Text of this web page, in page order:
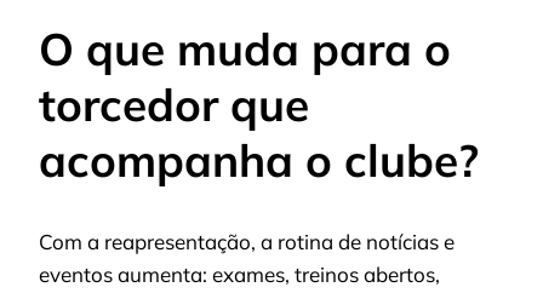
O que muda para o
torcedor que
acompanha o clube?
Com a reapresentação, a rotina de notícias e
eventos aumenta: exames, treinos abertos,